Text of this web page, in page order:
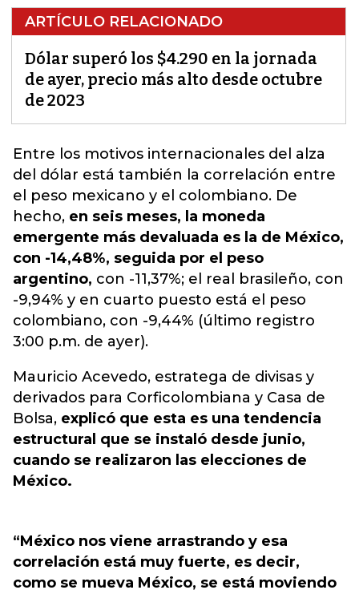
ARTÍCULO RELACIONADO
Dólar superó los $4.290 en la jornada
de ayer, precio más alto desde octubre
de 2023
Entre los motivos internacionales del alza
del dólar está también la correlación entre
el peso mexicano y el colombiano. De
hecho, en seis meses, la moneda
emergente más devaluada es la de México,
con -14,48%, seguida por el peso
argentino, con -11,37%; el real brasileño, con
-9,94% y en cuarto puesto está el peso
colombiano, con -9,44% (último registro
3:00 p.m. de ayer).
Mauricio Acevedo, estratega de divisas y
derivados para Corficolombiana y Casa de
Bolsa, explicó que esta es una tendencia
estructural que se instaló desde junio,
cuando se realizaron las elecciones de
México.
“México nos viene arrastrando y esa
correlación está muy fuerte, es decir,
como se mueva México, se está moviendo